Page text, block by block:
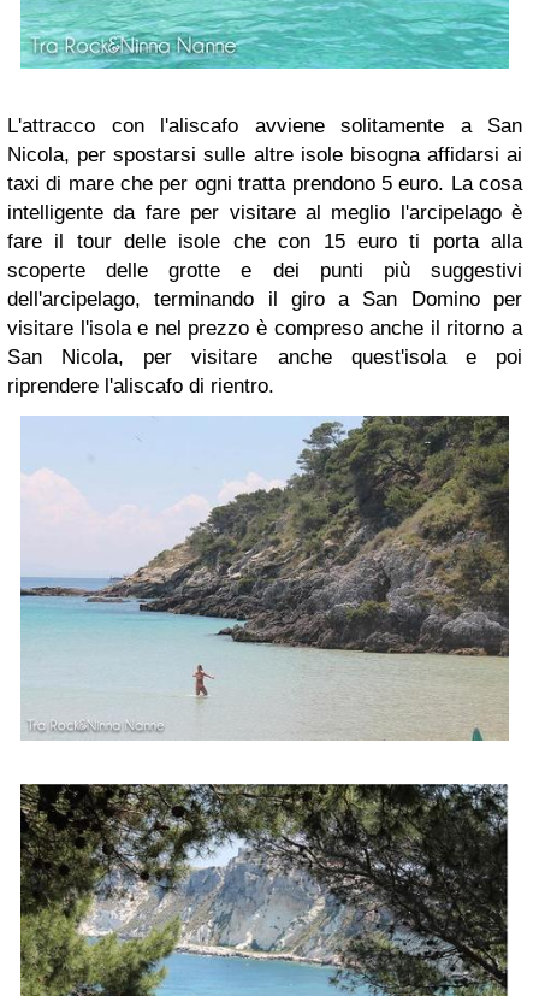
L'attracco con l'aliscafo avviene solitamente a San
Nicola, per spostarsi sulle altre isole bisogna affidarsi ai
taxi di mare che per ogni tratta prendono 5 euro. La cosa
intelligente da fare per visitare al meglio l'arcipelago è
fare il tour delle isole che con 15 euro ti porta alla
scoperte delle grotte e dei punti più suggestivi
dell'arcipelago, terminando il giro a San Domino per
visitare l'isola e nel prezzo è compreso anche il ritorno a
San Nicola, per visitare anche quest'isola e poi
riprendere l'aliscafo di rientro.